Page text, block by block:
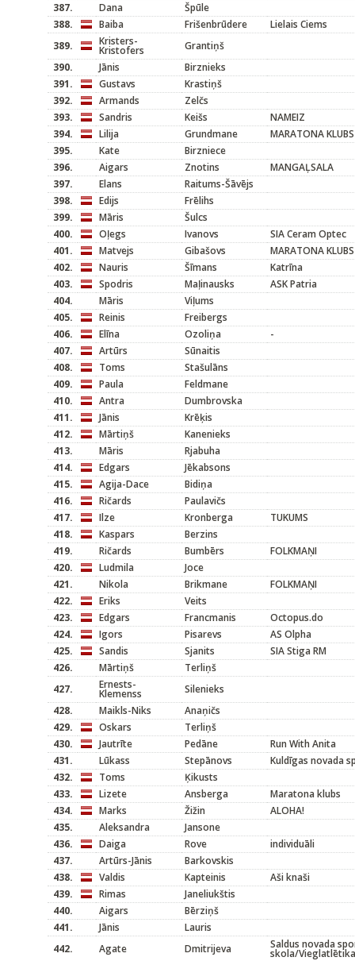
387.
Dana
Špūle
388.
Baiba Frišenbrūdere
Lielais Ciems
389.
Kristers-
Kristofers
Grantiņš
390.
Jānis
Birznieks
391.
Gustavs
Krastiņš
392.
Armands
Zelčs
393.
Sandris Keišs
NAMEIZ
394.
Lilija Grundmane
MARATONA KLUBS
395.
Kate
Birzniece
396.
Aigars Znotins
MANGAĻSALA
397.
Elans
Raitums-Šāvējs
398.
Edijs
Frēlihs
399.
Māris
Šulcs
400.
Oļegs Ivanovs
SIA Ceram Optec
401.
Matvejs Gibašovs
MARATONA KLUBS
402.
Nauris Šīmans
Katrīna
403.
Spodris Maļinausks
ASK Patria
404.
Māris
Viļums
405.
Reinis
Freibergs
406.
Elīna Ozoliņa
-
407.
Artūrs
Sūnaitis
408.
Toms
Stašulāns
409.
Paula
Feldmane
410.
Antra
Dumbrovska
411.
Jānis
Krēķis
412.
Mārtiņš
Kanenieks
413.
Māris
Rjabuha
414.
Edgars
Jēkabsons
415.
Agija-Dace
Bidiņa
416.
Ričards
Paulavičs
417.
Ilze Kronberga
TUKUMS
418.
Kaspars
Berzins
419.
Ričards Bumbērs
FOLKMAŅI
420.
Ludmila
Joce
421.
Nikola Brikmane
FOLKMAŅI
422.
Eriks
Veits
423.
Edgars Francmanis
Octopus.do
424.
Igors Pisarevs
AS Olpha
425.
Sandis Sjanits
SIA Stiga RM
426.
Mārtiņš
Terliņš
427.
Ernests-
Klemenss
Silenieks
428.
Maikls-Niks
Anaņičs
429.
Oskars
Terliņš
430.
Jautrīte Pedāne
Run With Anita
431.
Lūkass Stepānovs
Kuldīgas novada
432.
Toms
Ķikusts
433.
Lizete Ansberga
Maratona klubs
434.
Marks Žižin
ALOHA!
435.
Aleksandra
Jansone
436.
Daiga Rove
individuāli
437.
Artūrs-Jānis
Barkovskis
438.
Valdis Kapteinis
Aši knaši
439.
Rimas
Janeliukštis
440.
Aigars
Bērziņš
441.
Jānis
Lauris
442.
Agate Dmitrijeva Saldus novada
skola/Vieglatlētika